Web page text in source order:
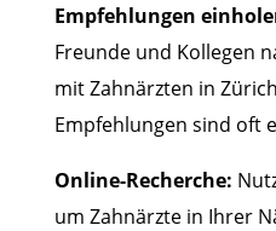
Empfehlungen
Freunde und Kollegen
mit Zahnärzten in
Empfehlungen sind oft
Online-Recherche:
um Zahnärzte in Ihrer